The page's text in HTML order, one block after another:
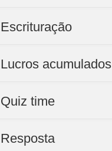
acumulados
time